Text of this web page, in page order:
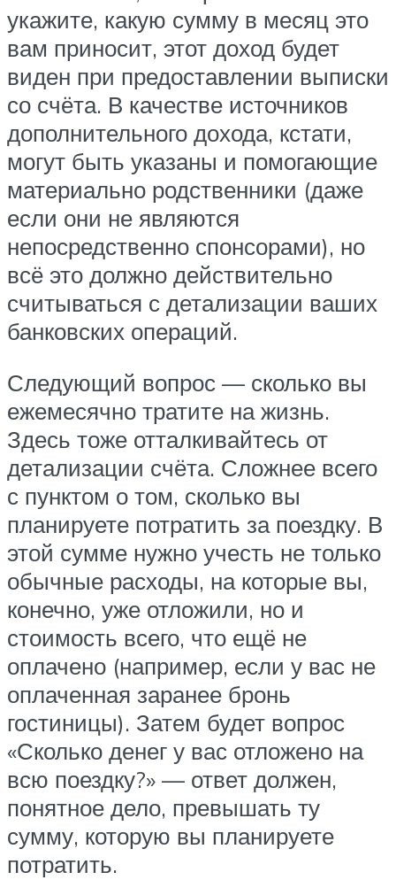
укажите, какую сумму в месяц это
вам приносит, этот доход будет
виден при предоставлении выписки
со счёта. В качестве источников
дополнительного дохода, кстати,
могут быть указаны и помогающие
материально родственники (даже
если они не являются
непосредственно спонсорами), но
всё это должно действительно
считываться с детализации ваших
банковских операций.
Следующий вопрос — сколько вы
ежемесячно тратите на жизнь.
Здесь тоже отталкивайтесь от
детализации счёта. Сложнее всего
с пунктом о том, сколько вы
планируете потратить за поездку. В
этой сумме нужно учесть не только
обычные расходы, на которые вы,
конечно, уже отложили, но и
стоимость всего, что ещё не
оплачено (например, если у вас не
оплаченная заранее бронь
гостиницы). Затем будет вопрос
«Сколько денег у вас отложено на
всю поездку?» — ответ должен,
понятное дело, превышать ту
сумму, которую вы планируете
потратить.